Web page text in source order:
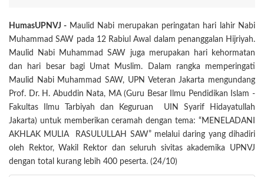
HumasUPNVJ - Maulid Nabi merupakan peringatan hari lahir Nabi
Muhammad SAW pada 12 Rabiul Awal dalam penanggalan Hijriyah.
Maulid Nabi Muhammad SAW juga merupakan hari kehormatan
dan hari besar bagi Umat Muslim. Dalam rangka memperingati
Maulid Nabi Muhammad SAW, UPN Veteran Jakarta mengundang
Prof. Dr. H. Abuddin Nata, MA (Guru Besar Ilmu Pendidikan Islam -
Fakultas Ilmu Tarbiyah dan Keguruan UIN Syarif Hidayatullah
Jakarta) untuk memberikan ceramah dengan tema: “MENELADANI
AKHLAK MULIA RASULULLAH SAW” melalui daring yang dihadiri
oleh Rektor, Wakil Rektor dan seluruh sivitas akademika UPNVJ
dengan total kurang lebih 400 peserta. (24/10)